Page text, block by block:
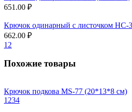
651.00 ₽
Крючок одинарный с листочком НС-
662.00 ₽
1 2
Похожие товары
Крючок подкова MS-77 (20*13*8 см)
1 234